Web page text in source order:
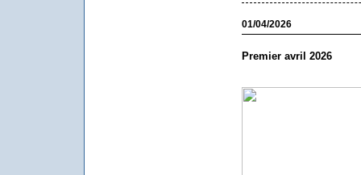
01/04/2026
Premier avril 2026